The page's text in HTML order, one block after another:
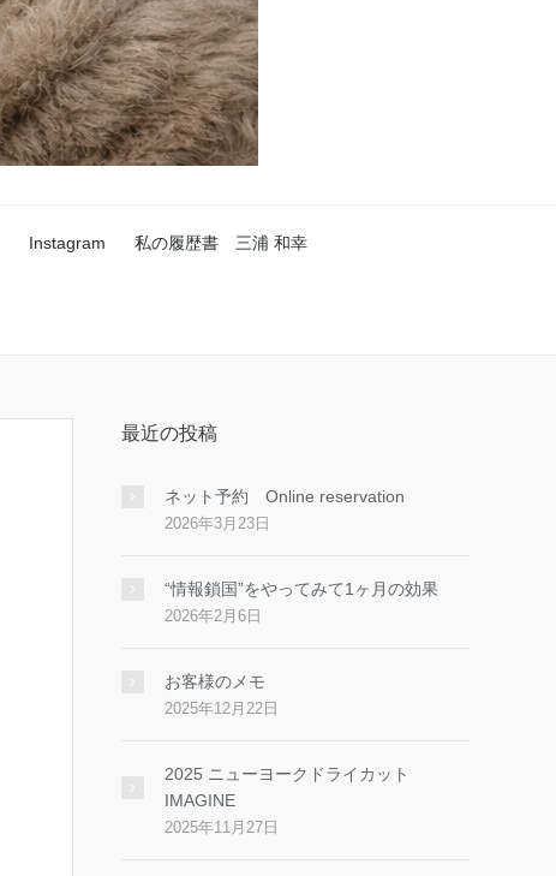
Instagram 私の履歴書 三浦 和幸
最近の投稿
ネット予約 Online reservation
2026年3月23日
“情報鎖国”をやってみて1ヶ月の効果
2026年2月6日
お客様のメモ
2025年12月22日
2025 ニューヨークドライカット
IMAGINE
2025年11月27日